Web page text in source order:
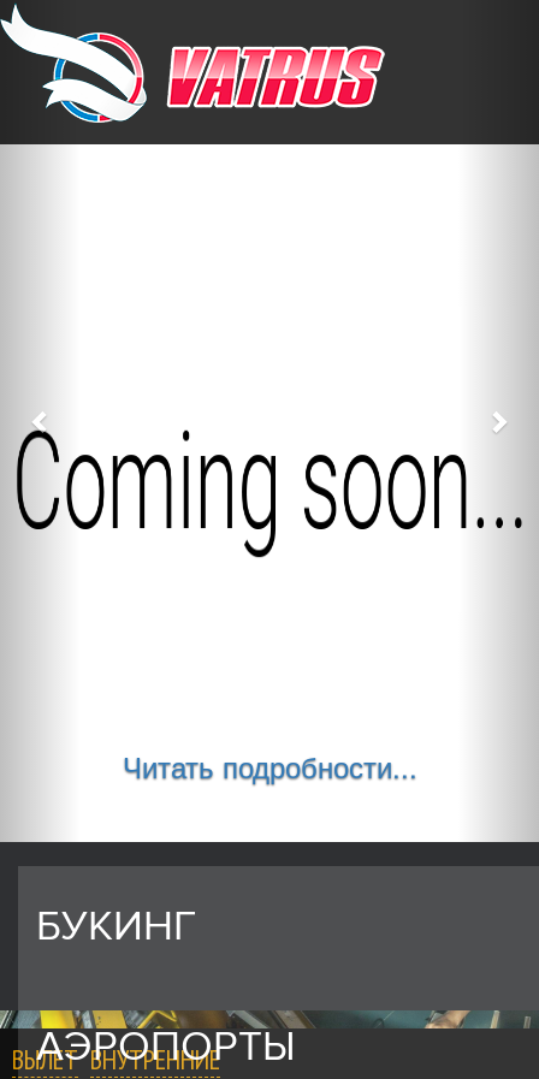
Читать подробности...
БУКИНГ
АЭРОПОРТЫ
ВЫЛЕТ ВНУТРЕННИЕ